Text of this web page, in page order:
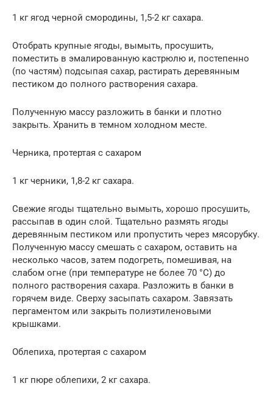
1 кг ягод черной смородины, 1,5-2 кг сахара.
Отобрать крупные ягоды, вымыть, просушить,
поместить в эмалированную кастрюлю и, постепенно
(по частям) подсыпая сахар, растирать деревянным
пестиком до полного растворения сахара.
Полученную массу разложить в банки и плотно
закрыть. Хранить в темном холодном месте.
Черника, протертая с сахаром
1 кг черники, 1,8-2 кг сахара.
Свежие ягоды тщательно вымыть, хорошо просушить,
рассыпав в один слой. Тщательно размять ягоды
деревянным пестиком или пропустить через мясорубку.
Полученную массу смешать с сахаром, оставить на
несколько часов, затем подогреть, помешивая, на
слабом огне (при температуре не более 70 °С) до
полного растворения сахара. Разложить в банки в
горячем виде. Сверху засыпать сахаром. Завязать
пергаментом или закрыть полиэтиленовыми
крышками.
Облепиха, протертая с сахаром
1 кг пюре облепихи, 2 кг сахара.